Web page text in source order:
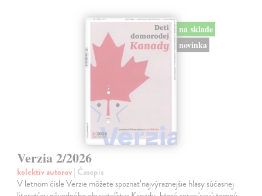
na sklade
novinka
Verzia 2/2026
kolektív autorov| Časopis
V letnom čísle Verzie môžete spoznať najvýraznejšie hlasy súčasnej